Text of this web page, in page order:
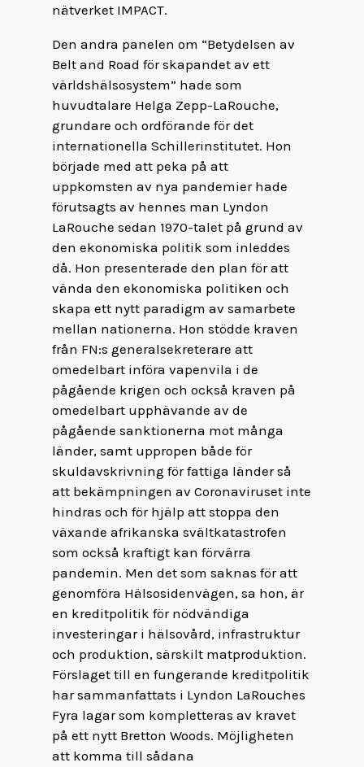
nätverket IMPACT.
Den andra panelen om “Betydelsen av
Belt and Road för skapandet av ett
världshälsosystem” hade som
huvudtalare Helga Zepp-LaRouche,
grundare och ordförande för det
internationella Schillerinstitutet. Hon
började med att peka på att
uppkomsten av nya pandemier hade
förutsagts av hennes man Lyndon
LaRouche sedan 1970-talet på grund av
den ekonomiska politik som inleddes
då. Hon presenterade den plan för att
vända den ekonomiska politiken och
skapa ett nytt paradigm av samarbete
mellan nationerna. Hon stödde kraven
från FN:s generalsekreterare att
omedelbart införa vapenvila i de
pågående krigen och också kraven på
omedelbart upphävande av de
pågående sanktionerna mot många
länder, samt uppropen både för
skuldavskrivning för fattiga länder så
att bekämpningen av Coronaviruset inte
hindras och för hjälp att stoppa den
växande afrikanska svältkatastrofen
som också kraftigt kan förvärra
pandemin. Men det som saknas för att
genomföra Hälsosidenvägen, sa hon, är
en kreditpolitik för nödvändiga
investeringar i hälsovård, infrastruktur
och produktion, särskilt matproduktion.
Förslaget till en fungerande kreditpolitik
har sammanfattats i Lyndon LaRouches
Fyra lagar som kompletteras av kravet
på ett nytt Bretton Woods. Möjligheten
att komma till sådana